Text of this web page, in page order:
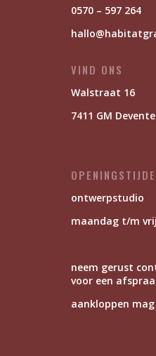
0570 – 597 264
VIND ONS
Walstraat 16
7411 GM
ontwerpstudio
maandag t/m
neem gerust
voor een
aankloppen